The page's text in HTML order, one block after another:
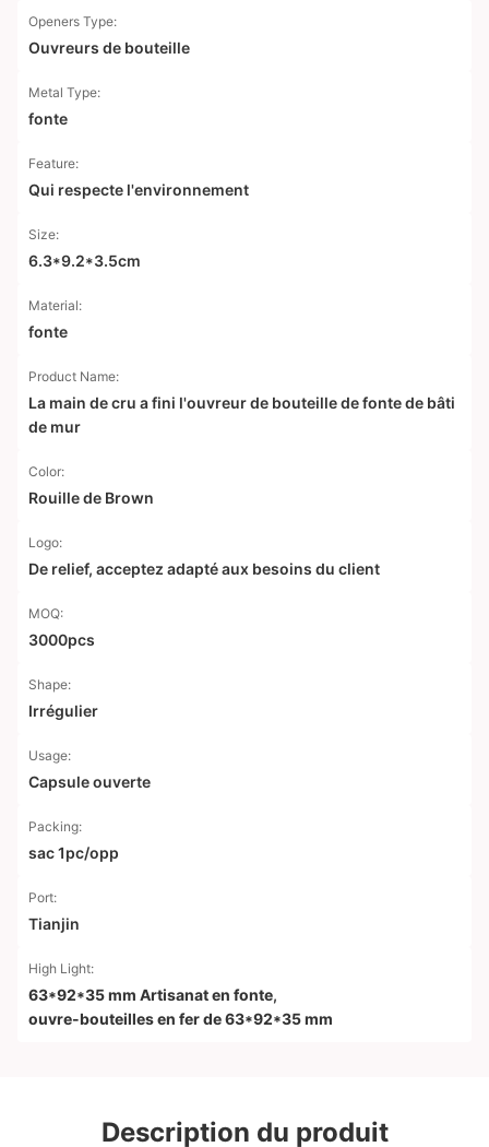
Openers Type:
Ouvreurs de bouteille
Metal Type:
fonte
Feature:
Qui respecte l'environnement
Size:
6.3*9.2*3.5cm
Material:
fonte
Product Name:
La main de cru a fini l'ouvreur de bouteille de fonte de bâti
de mur
Color:
Rouille de Brown
Logo:
De relief, acceptez adapté aux besoins du client
MOQ:
3000pcs
Shape:
Irrégulier
Usage:
Capsule ouverte
Packing:
sac 1pc/opp
Port:
Tianjin
High Light:
63*92*35 mm Artisanat en fonte,
ouvre-bouteilles en fer de 63*92*35 mm
Description du produit